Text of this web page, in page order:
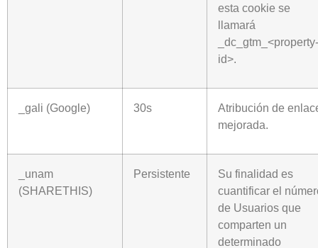
esta cookie se
llamará
_dc_gtm_<property-
id>.
_gali (Google) 30s
Atribución de
mejorada.
_unam
(SHARETHIS)
Persistente
Su finalidad es
cuantificar el
de Usuarios que
comparten un
determinado